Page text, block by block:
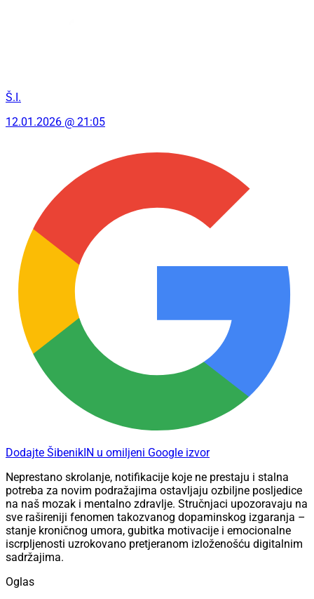
Š.I.
12.01.2026 @ 21:05
Dodajte ŠibenikIN u omiljeni Google izvor
Neprestano skrolanje, notifikacije koje ne prestaju i stalna
potreba za novim podražajima ostavljaju ozbiljne posljedice
na naš mozak i mentalno zdravlje. Stručnjaci upozoravaju na
sve rašireniji fenomen takozvanog dopaminskog izgaranja –
stanje kroničnog umora, gubitka motivacije i emocionalne
iscrpljenosti uzrokovano pretjeranom izloženošću digitalnim
sadržajima.
Oglas